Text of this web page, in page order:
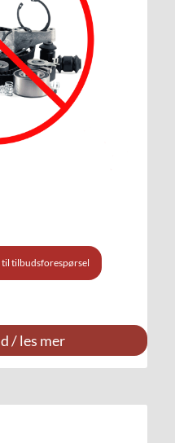
til tilbudsforespørsel
/ les mer